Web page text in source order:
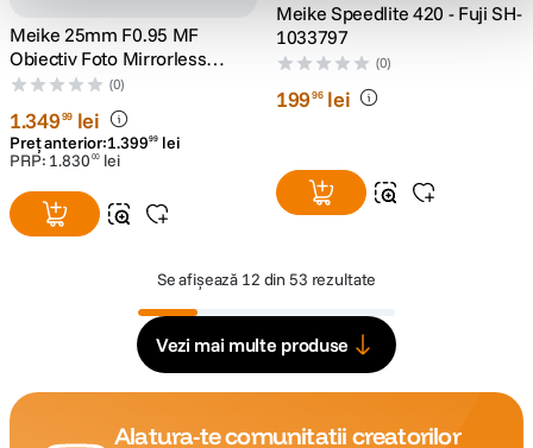
Meike 25mm F0.95 MF
Obiectiv Foto Mirrorless
Montura E
(0)
1.34999 lei
Preț anterior:1.39999 lei
PRP: 1.830 00 lei
Meike Speedlite 420 - Fuji SH-
1033797
(0)
19996 lei
Se afișează 12 din 53 rezultate
Vezi mai multe produse
Alatura-te comunitatii creatorilor